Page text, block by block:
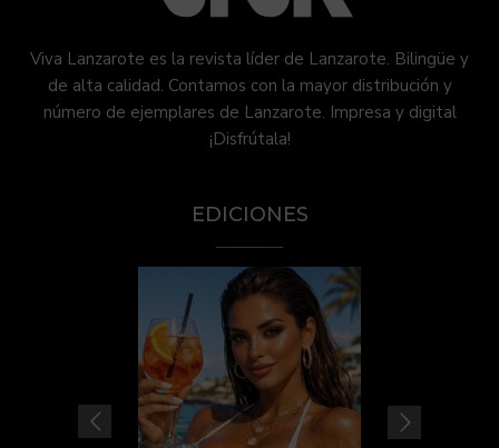
Viva Lanzarote es la revista líder de Lanzarote. Bilingüe y
de alta calidad. Contamos con la mayor distribución y
número de ejemplares de Lanzarote. Impresa y digital
¡Disfrútala!
EDICIONES